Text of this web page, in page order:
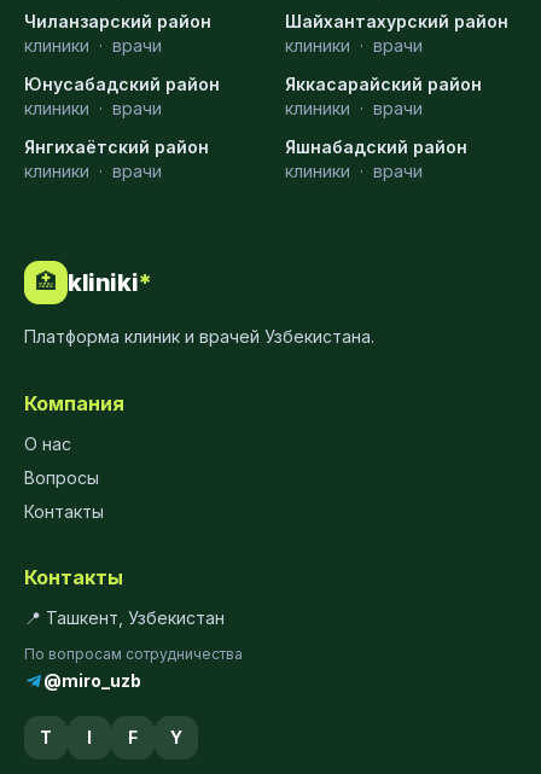
Чиланзарский район
клиники · врачи
Шайхантахурский район
клиники · врачи
Юнусабадский район
клиники · врачи
Яккасарайский район
клиники · врачи
Янгихаётский район
клиники · врачи
Яшнабадский район
клиники · врачи
🏥 kliniki*
Платформа клиник и врачей Узбекистана.
Компания
О нас
Вопросы
Контакты
Контакты
📍 Ташкент, Узбекистан
По вопросам сотрудничества
@miro_uzb
T I F Y